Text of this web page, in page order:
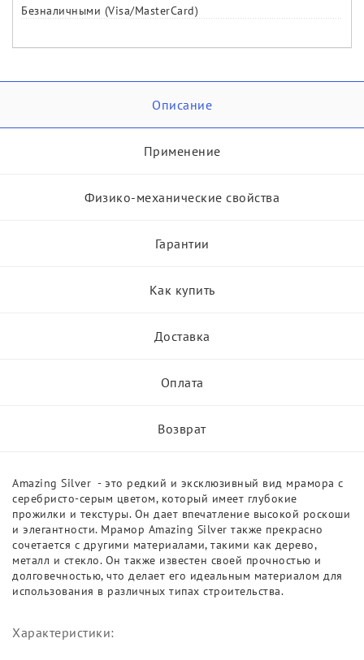
Безналичными (Visa/MasterCard)
Описание
Применение
Физико-механические свойства
Гарантии
Как купить
Доставка
Оплата
Возврат
Amazing Silver - это редкий и эксклюзивный вид мрамора с
серебристо-серым цветом, который имеет глубокие
прожилки и текстуры. Он дает впечатление высокой роскоши
и элегантности. Мрамор Amazing Silver также прекрасно
сочетается с другими материалами, такими как дерево,
металл и стекло. Он также известен своей прочностью и
долговечностью, что делает его идеальным материалом для
использования в различных типах строительства.
Характеристики: